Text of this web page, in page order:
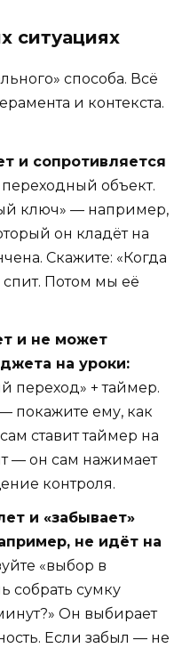
ситуациях
способа. Всё
и контекста.
и сопротивляется
объект.
ключ» — например,
он кладёт на
Скажите: «Когда
Потом мы её
и не может
на уроки:
переход» + таймер.
покажите ему, как
ставит таймер на
— он сам нажимает
контроля.
и «забывает»
не идёт на
«выбор в
собрать сумку
Он выбирает
Если забыл — не